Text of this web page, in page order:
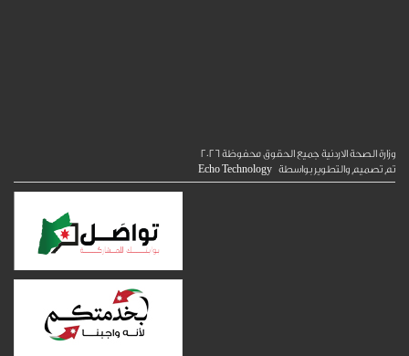
جميع الحقوق محفوظة2026
بواسطة
Echo Technology